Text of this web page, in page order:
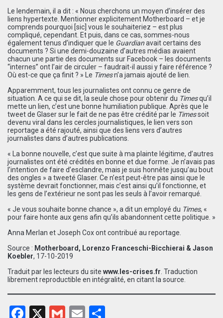
Le lendemain, il a dit : « Nous cherchons un moyen d’insérer des
liens hypertexte. Mentionner explicitement Motherboard – et je
comprends pourquoi [sic] vous le souhaiteriez – est plus
compliqué, cependant. Et puis, dans ce cas, sommes-nous
également tenus d’indiquer que le Guardianavait certains des
documents ? Si une demi-douzaine d’autres médias avaient
chacun une partie des documents sur Facebook – les documents
“internes” ont l’air de circuler – faudrait-il aussi y faire référence ?
Où est-ce que ça finit ? » Le Timesn’a jamais ajouté de lien.
Apparemment, tous les journalistes ont connu ce genre de
situation. A ce qui se dit, la seule chose pour obtenir du Timesqu’il
mette un lien, c’est une bonne humiliation publique. Après que le
tweet de Glaser sur le fait de ne pas être crédité par le Timessoit
devenu viral dans les cercles journalistiques, le lien vers son
reportage a été rajouté, ainsi que des liens vers d’autres
journalistes dans d’autres publications.
« La bonne nouvelle, c’est que suite à ma plainte légitime, d’autres
journalistes ont été crédités en bonne et due forme. Je n’avais pas
l’intention de faire d’esclandre, mais je suis honnête jusqu’au bout
des ongles » a tweeté Glaser. Ce n’est peut-être pas ainsi que le
système devrait fonctionner, mais c’est ainsi qu’il fonctionne, et
les gens de l’extérieur ne sont pas les seuls à l’avoir remarqué.
« Je vous souhaite bonne chance », a dit un employé du Times, «
pour faire honte aux gens afin qu’ils abandonnent cette politique. »
Anna Merlan et Joseph Cox ont contribué au reportage.
Source : Motherboard, Lorenzo Franceschi-Bicchierai & Jason
Koebler, 17-10-2019
Traduit par les lecteurs du site www.les-crises.fr . Traduction
librement reproductible en intégralité, en citant la source.
Facebook
X Gmail
Email